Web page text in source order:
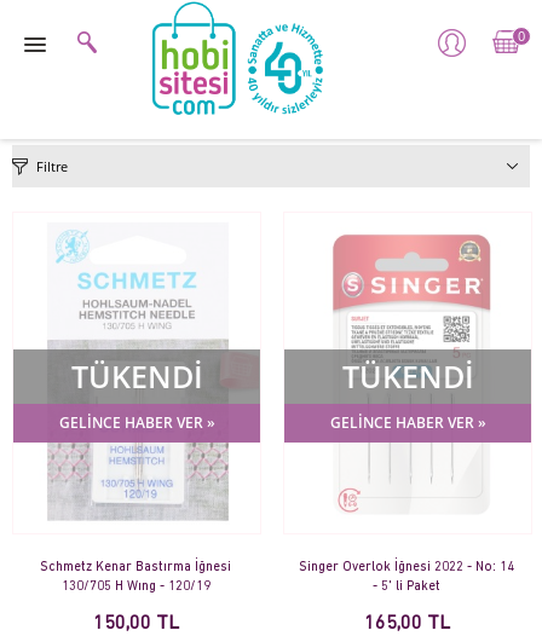
0
Filtre
TÜKENDİ
GELİNCE HABER VER »
Schmetz Kenar Bastırma İğnesi
130/705 H Wıng - 120/19
150,00 TL
TÜKENDİ
GELİNCE HABER VER »
Singer Overlok İğnesi 2022 - No: 14
- 5' li Paket
165,00 TL